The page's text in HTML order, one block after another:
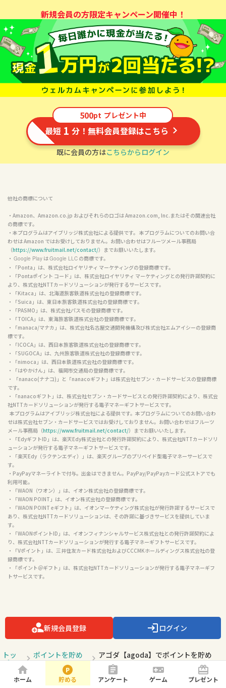
ホーム 貯める アンケート ゲーム プレゼント
新規会員の方限定キャンペーン開催中！
500pt プレゼント中
最短 1 分！無料会員登録はこちら
既に会員の方はこちらからログイン
他社の商標について
・Amazon、Amazon.co.jp およびそれらのロゴは Amazon.com, Inc.またはその関連会社
の商標です。
・本プログラムはアイブリッジ株式会社による提供です。 本プログラムについてのお問い合
わせは Amazon ではお受けしておりません。お問い合わせはフルーツメール事務局
（https://www.fruitmail.net/contact/）までお願いいたします。
・ Google Play は Google LLC の商標です。
・「Ponta」は、株式会社ロイヤリティ マーケティングの登録商標です。
・「Pontaポイント コード」は、株式会社ロイヤリティ マーケティングとの発行許諾契約に
より、株式会社NTTカードソリューションが発行するサービスです。
・「Kitaca」は、北海道旅客鉄道株式会社の登録商標です。
・「Suica」は、東日本旅客鉄道株式会社の登録商標です。
・「PASMO」は、株式会社パスモの登録商標です。
・「TOICA」は、東海旅客鉄道株式会社の登録商標です。
・「manaca/マナカ」は、株式会社名古屋交通開発機構及び株式会社エムアイシーの登録商
標です。
・「ICOCA」は、西日本旅客鉄道株式会社の登録商標です。
・「SUGOCA」は、九州旅客鉄道株式会社の登録商標です。
・「nimoca」は、西日本鉄道株式会社の登録商標です。
・「はやかけん」は、福岡市交通局の登録商標です。
・ 「nanaco(ナナコ)」と「nanacoギフト」は株式会社セブン・カードサービスの登録商標
です。
・「nanacoギフト」は、株式会社セブン・カードサービスとの発行許諾契約により、株式会
社NTTカードソリューションが発行する電子マネーギフトサービスです。
せは株式会社セブン・カードサービスではお受けしておりません。お問い合わせはフルーツ
メール事務局（https://www.fruitmail.net/contact/）までお願いいたします。
・「EdyギフトID」は、楽天Edy株式会社との発行許諾契約により、株式会社NTTカードソリ
ューションが発行する電子マネーギフトサービスです。
・「楽天Edy（ラクテンエディ）」は、楽天グループのプリペイド型電子マネーサービスで
す。
・PayPayマネーライトで付与。出金はできません。PayPay/PayPayカード公式ストアでも
利用可能。
・「WAON（ワオン）」は、イオン株式会社の登録商標です。
・「WAON POINT」は、イオン株式会社の登録商標です。
・「WAON POINT eギフト」は、イオンマーケティング株式会社が発行許諾するサービスで
あり、株式会社NTTカードソリューションは、その許諾に基づきサービスを提供していま
す。
・「WAONポイントID」は、イオンフィナンシャルサービス株式会社との発行許諾契約によ
り、株式会社NTTカードソリューションが発行する電子マネーギフトサービスです。
・「Vポイント」は、三井住友カード株式会社およびCCCMKホールディングス株式会社の登
録商標です。
・「ポイント＠ギフト」は、株式会社NTTカードソリューションが発行する電子マネーギフ
トサービスです。
新規会員登録 ログイン
トッ
プ
ポイントを貯め
る
アゴダ【agoda】でポイントを貯め
る！
ページトップ